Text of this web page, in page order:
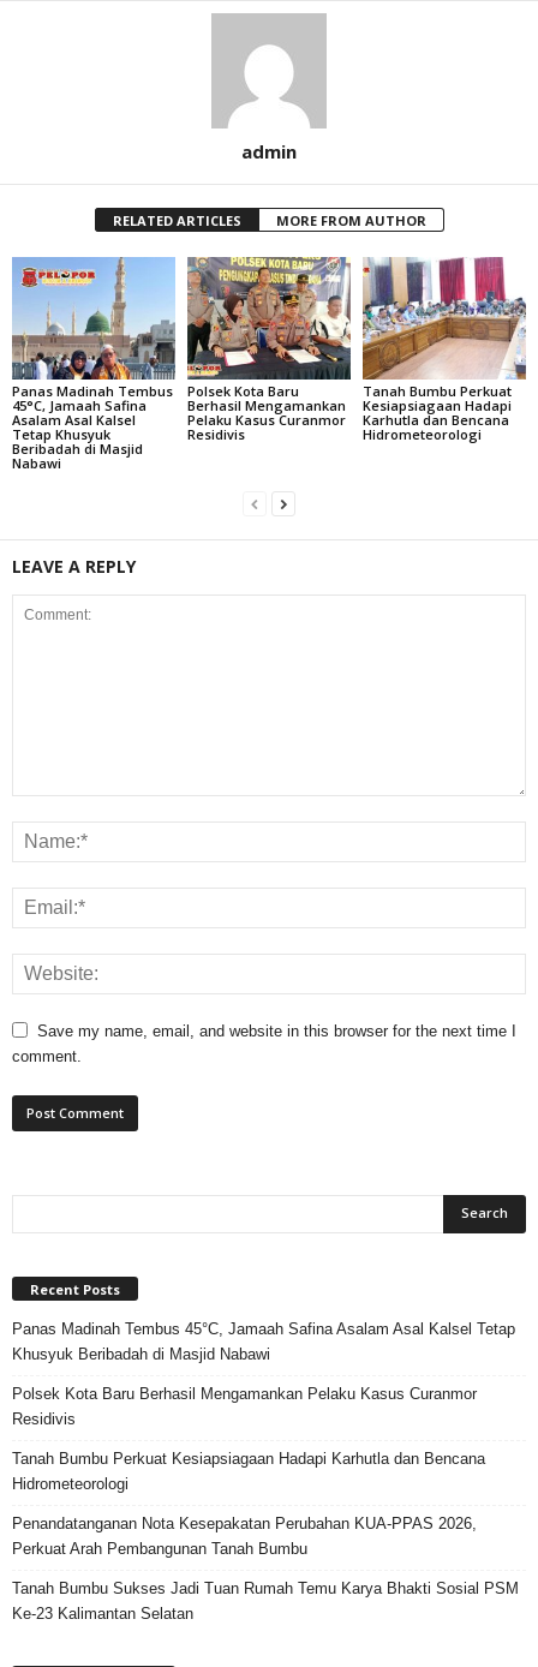
admin
RELATED ARTICLES MORE FROM AUTHOR
Panas Madinah Tembus
45°C, Jamaah Safina
Asalam Asal Kalsel
Tetap Khusyuk
Beribadah di Masjid
Nabawi
Polsek Kota Baru
Berhasil Mengamankan
Pelaku Kasus Curanmor
Residivis
Tanah Bumbu Perkuat
Kesiapsiagaan Hadapi
Karhutla dan Bencana
Hidrometeorologi
LEAVE A REPLY
Save my name, email, and website in this browser for the next time I
comment.
Recent Posts
Panas Madinah Tembus 45°C, Jamaah Safina Asalam Asal Kalsel Tetap
Khusyuk Beribadah di Masjid Nabawi
Polsek Kota Baru Berhasil Mengamankan Pelaku Kasus Curanmor
Residivis
Tanah Bumbu Perkuat Kesiapsiagaan Hadapi Karhutla dan Bencana
Hidrometeorologi
Penandatanganan Nota Kesepakatan Perubahan KUA-PPAS 2026,
Perkuat Arah Pembangunan Tanah Bumbu
Tanah Bumbu Sukses Jadi Tuan Rumah Temu Karya Bhakti Sosial PSM
Ke-23 Kalimantan Selatan